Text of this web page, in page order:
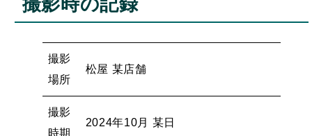
撮影
場所
松屋 某店舗
撮影
時期
2024年10月 某日